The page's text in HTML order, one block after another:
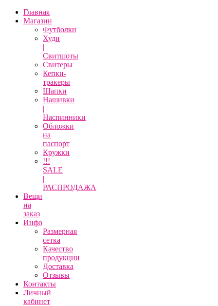
Главная
Магазин
Футболки
Худи
|
Свитшоты
Свитеры
Кепки-
тракеры
Шапки
Нашивки
|
Наспинники
Обложки
на
паспорт
Кружки
!!!
SALE
|
РАСПРОДАЖА
Вещи
на
заказ
Инфо
Размерная
сетка
Качество
продукции
Доставка
Отзывы
Контакты
Личный
кабинет